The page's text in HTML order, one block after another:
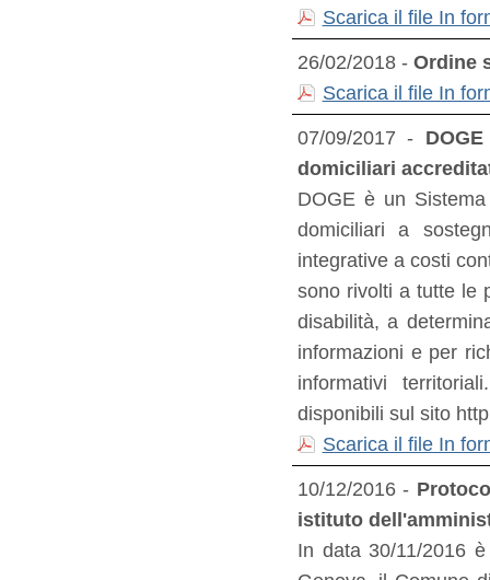
Scarica il file In
26/02/2018 - Ordine
Scarica il file In
07/09/2017 -
domiciliari
DOGE è un
domiciliari a
integrative a costi
sono rivolti a tutte le
disabilità, a
informazioni e per
informativi
disponibili sul sito
Scarica il file In
10/12/2016 -
istituto
In data 30/11/2016